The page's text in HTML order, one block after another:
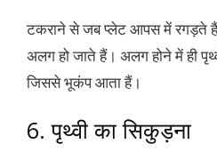
टकराने से जब प्लेट आपस में रगड़ते
अलग हो जाते हैं। अलग होने में ही
जिससे भूकंप आता हैं।
6. पृथ्वी का सिकुड़ना